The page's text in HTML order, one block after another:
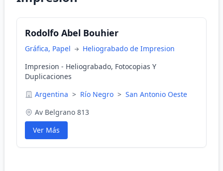
Rodolfo Abel Bouhier
Gráfica, Papel
Heliograbado de Impresion
Impresion - Heliograbado, Fotocopias Y
Duplicaciones
Argentina > Río Negro > San Antonio Oeste
Av Belgrano 813
Ver Más